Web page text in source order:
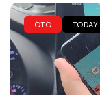
ÔTÔ TODAY